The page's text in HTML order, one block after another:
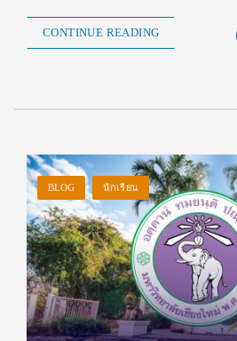
CONTINUE READING
BLOG นักเรียน